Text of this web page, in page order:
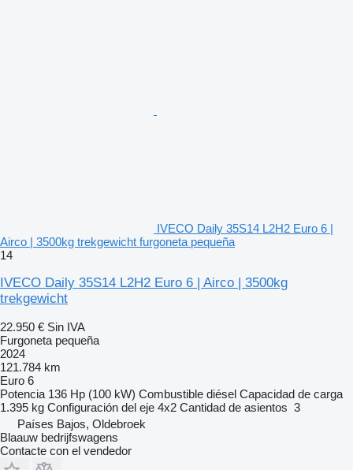
IVECO Daily 35S14 L2H2 Euro 6 |
Airco | 3500kg trekgewicht furgoneta pequeña
14
IVECO Daily 35S14 L2H2 Euro 6 | Airco | 3500kg
trekgewicht
22.950 € Sin IVA
Furgoneta pequeña
2024
121.784 km
Euro 6
Potencia 136 Hp (100 kW) Combustible diésel Capacidad de carga
1.395 kg Configuración del eje 4x2 Cantidad de asientos 3
Países Bajos, Oldebroek
Blaauw bedrijfswagens
Contacte con el vendedor